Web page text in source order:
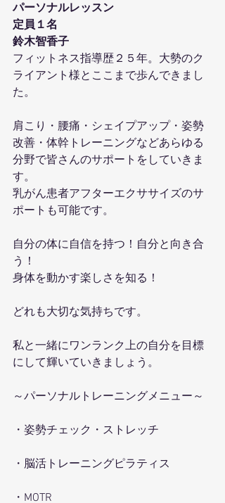
パーソナルレッスン
定員１名
鈴木智香子
フィットネス指導歴２５年。大勢のク
ライアント様とここまで歩んできまし
た。
肩こり・腰痛・シェイプアップ・姿勢
改善・体幹トレーニングなどあらゆる
分野で皆さんのサポートをしていきま
す。
乳がん患者アフターエクササイズのサ
ポートも可能です。
自分の体に自信を持つ！自分と向き合
う！
身体を動かす楽しさを知る！
どれも大切な気持ちです。
私と一緒にワンランク上の自分を目標
にして輝いていきましょう。
～パーソナルトレーニングメニュー～
・姿勢チェック・ストレッチ
・脳活トレーニングピラティス
・MOTR